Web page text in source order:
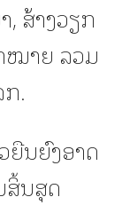
ສ້າງວຽກ
ໝາຍ ລວມ
.
ຍືນຍົງອາດ
ສິ້ນສຸດ